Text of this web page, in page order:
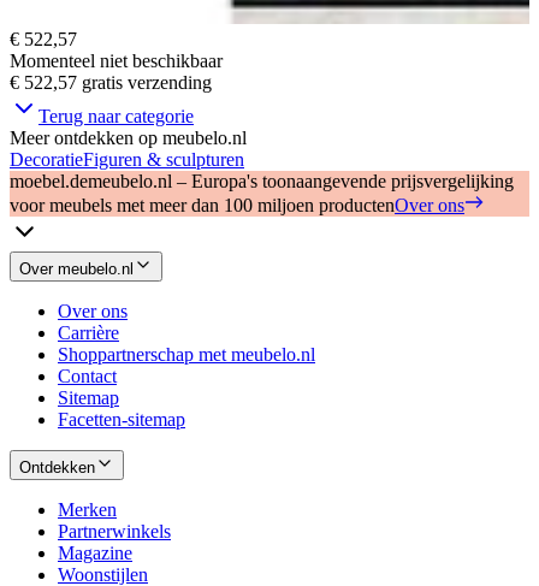
€ 522,57
Momenteel niet beschikbaar
€ 522,57 gratis verzending
Terug naar categorie
Meer ontdekken op meubelo.nl
DecoratieFiguren & sculpturen
moebel.demeubelo.nl – Europa's toonaangevende prijsvergelijking
voor meubels met meer dan 100 miljoen productenOver ons
Over meubelo.nl
Over ons
Carrière
Shoppartnerschap met meubelo.nl
Contact
Sitemap
Facetten-sitemap
Ontdekken
Merken
Partnerwinkels
Magazine
Woonstijlen